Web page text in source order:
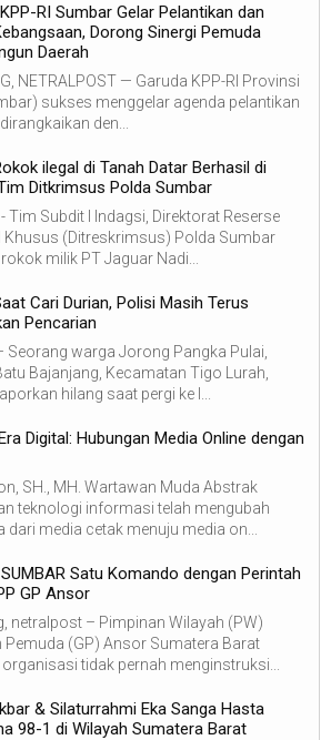
RI Sumbar Gelar Pelantikan dan
Dorong Sinergi Pemuda
Daerah
NETRALPOST — Garuda KPP-RI Provinsi
sukses menggelar agenda pelantikan
den...
ilegal di Tanah Datar Berhasil di
Ditkrimsus Polda Sumbar
Tim Subdit I Indagsi, Direktorat Reserse
Khusus (Ditreskrimsus) Polda Sumbar
milik PT Jaguar Nadi...
Cari Durian, Polisi Masih Terus
Pencarian
Seorang warga Jorong Pangka Pulai,
Bajanjang, Kecamatan Tigo Lurah,
hilang saat pergi ke l...
Digital: Hubungan Media Online dengan
SH., MH. Wartawan Muda Abstrak
teknologi informasi telah mengubah
media cetak menuju media on...
Satu Komando dengan Perintah
GP Ansor
netralpost – Pimpinan Wilayah (PW)
Pemuda (GP) Ansor Sumatera Barat
tidak pernah menginstruksi...
& Silaturrahmi Eka Sanga Hasta
98-1 di Wilayah Sumatera Barat